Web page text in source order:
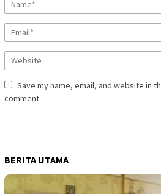
Save my name, email, and website in
comment.
BERITA UTAMA